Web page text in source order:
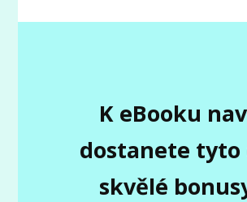
K eBooku
dostanete tyto
skvělé